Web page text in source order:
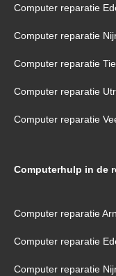
Computer reparatie
Computer reparatie
Computer reparatie
Computer reparatie
Computer reparatie
Computerhulp in de
Computer reparatie
Computer reparatie
Computer reparatie